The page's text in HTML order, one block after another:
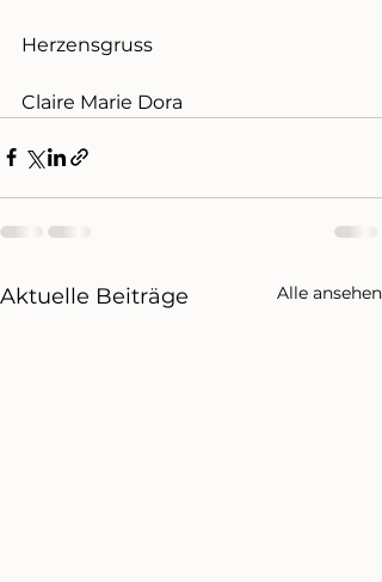
Herzensgruss
Claire Marie Dora
Aktuelle Beiträge Alle ansehen